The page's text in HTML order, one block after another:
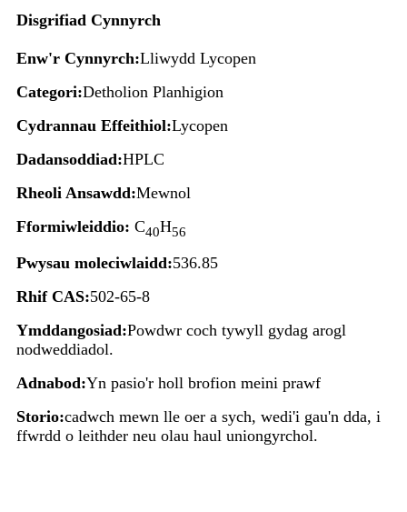
Disgrifiad Cynnyrch
Enw'r Cynnyrch:Lliwydd Lycopen
Categori:Detholion Planhigion
Cydrannau Effeithiol:Lycopen
Dadansoddiad:HPLC
Rheoli Ansawdd:Mewnol
Fformiwleiddio: C40H56
Pwysau moleciwlaidd:536.85
Rhif CAS:502-65-8
Ymddangosiad:Powdwr coch tywyll gydag arogl
nodweddiadol.
Adnabod:Yn pasio'r holl brofion meini prawf
Storio:cadwch mewn lle oer a sych, wedi'i gau'n dda, i
ffwrdd o leithder neu olau haul uniongyrchol.